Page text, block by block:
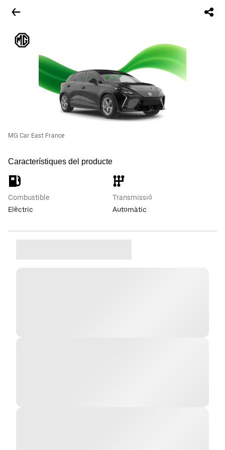
MG Car East France
Característiques del producte
Combustible
Elèctric
Transmissió
Automàtic